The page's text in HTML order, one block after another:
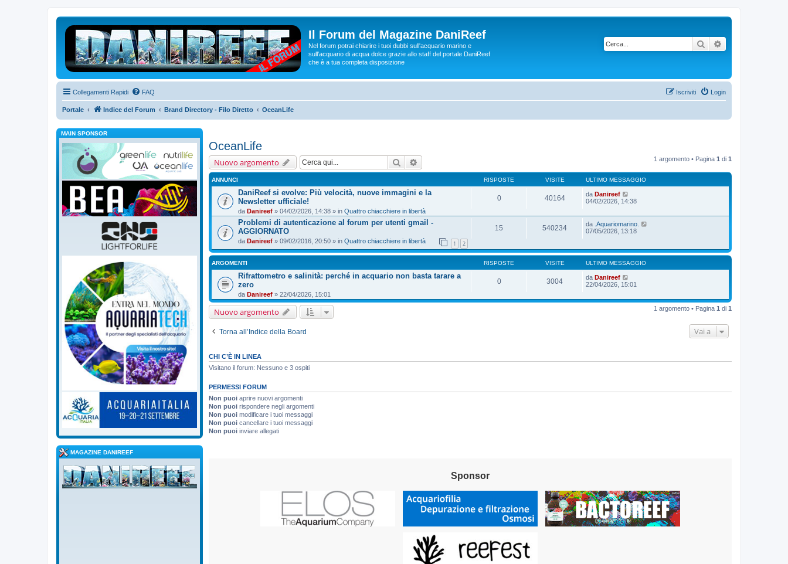
Il Forum del Magazine DaniReef
Nel forum potrai chiarire i tuoi dubbi sull'acquario marino e
sull'acquario di acqua dolce grazie allo staff del portale DaniReef
che è a tua completa disposizione
Cerca
Collegamenti Rapidi FAQ Login
Iscriviti
Portale Indice del Forum Brand Directory - Filo Diretto OceanLife
OceanLife
Nuovo argomento Cerca 1 argomento • Pagina 1 di 1
ANNUNCI RISPOSTE VISITE ULTIMO MESSAGGIO
DaniReef si evolve: Più velocità, nuove immagini e la
Newsletter ufficiale!
da Danireef » 04/02/2026, 14:38 » in Quattro chiacchiere in libertà
0 40164 da Danireef
04/02/2026, 14:38
Problemi di autenticazione al forum per utenti gmail -
AGGIORNATO
da Danireef » 09/02/2016, 20:50 » in Quattro chiacchiere in libertà 1 2
15 540234 da .Aquariomarino.
07/05/2026, 13:18
ARGOMENTI RISPOSTE VISITE ULTIMO MESSAGGIO
Rifrattometro e salinità: perché in acquario non basta tarare a
zero
da Danireef » 22/04/2026, 15:01
0 3004 da Danireef
22/04/2026, 15:01
Nuovo argomento 1 argomento • Pagina 1 di 1
Torna all’Indice della Board Vai a
CHI C’È IN LINEA
Visitano il forum: Nessuno e 3 ospiti
PERMESSI FORUM
Non puoi aprire nuovi argomenti
Non puoi rispondere negli argomenti
Non puoi modificare i tuoi messaggi
Non puoi cancellare i tuoi messaggi
Non puoi inviare allegati
Sponsor
MAIN SPONSOR
MAGAZINE DANIREEF